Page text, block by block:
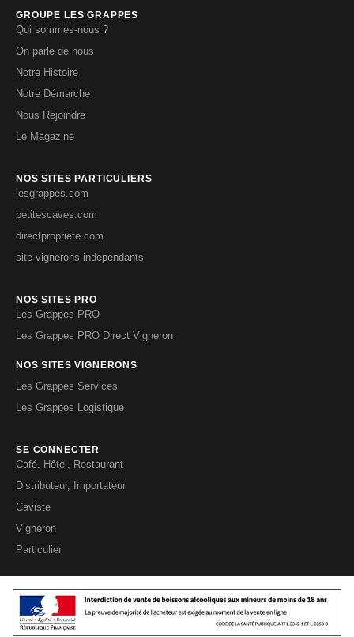
GROUPE LES GRAPPES
Qui sommes-nous ?
On parle de nous
Notre Histoire
Notre Démarche
Nous Rejoindre
Le Magazine
NOS SITES PARTICULIERS
lesgrappes.com
petitescaves.com
directpropriete.com
site vignerons indépendants
NOS SITES PRO
Les Grappes PRO
Les Grappes PRO Direct Vigneron
NOS SITES VIGNERONS
Les Grappes Services
Les Grappes Logistique
SE CONNECTER
Café, Hôtel, Restaurant
Distributeur, Importateur
Caviste
Vigneron
Particulier